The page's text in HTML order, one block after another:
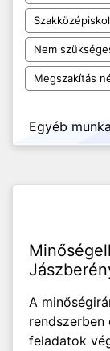
Nem
Megszakítás
Egyéb
A
feladatok